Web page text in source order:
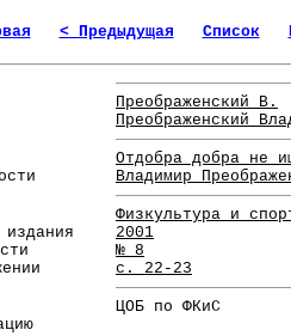
< Предыдущая Список
Преображенский В.
Преображенский
Отдобра добра не
Владимир
Физкультура и
2001
№ 8
с. 22-23
ЦОБ по ФКиС